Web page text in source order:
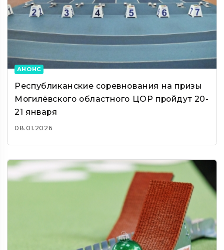
АНОНС
Республиканские соревнования на призы
Могилёвского областного ЦОР пройдут 20-
21 января
08.01.2026